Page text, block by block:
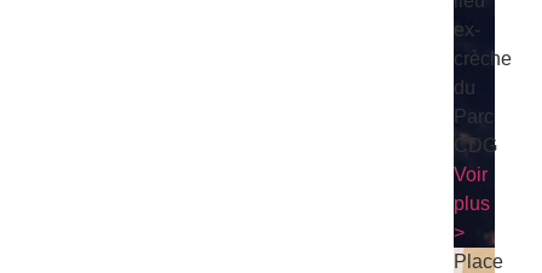
ex-
crèche
du
Parc
CDG
Voir
plus
>
Place